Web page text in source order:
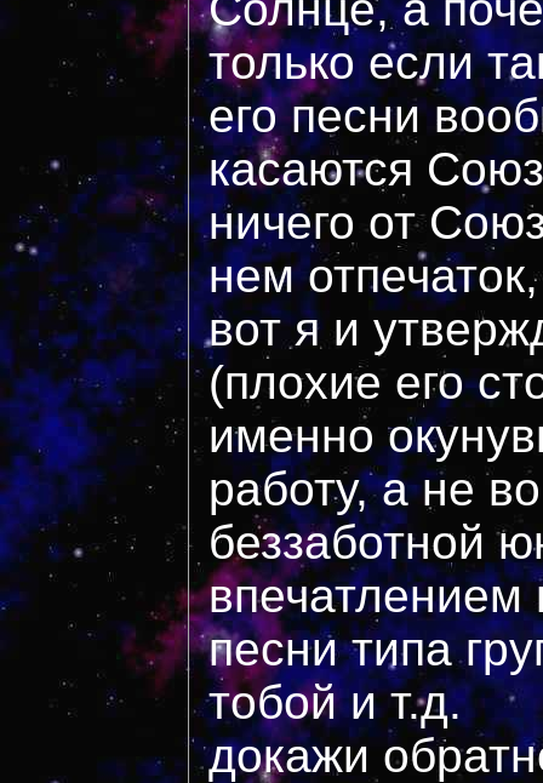
только если
его песни
касаются
ничего от
нем
вот я и
(плохие его
именно
работу, а не
беззаботной
впечатлением
песни типа
тобой и т.д.
докажи